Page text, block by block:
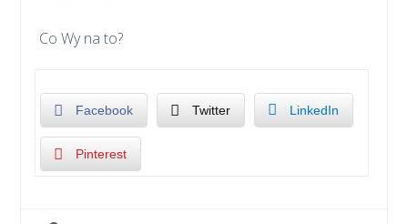
Co Wy na to?
Facebook Twitter LinkedIn
Pinterest